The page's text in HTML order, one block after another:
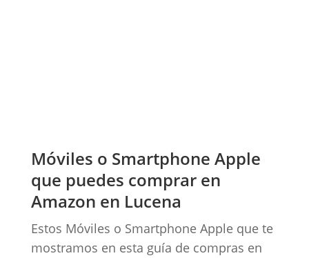
Móviles o Smartphone Apple
que puedes comprar en
Amazon en Lucena
Estos Móviles o Smartphone Apple que te
mostramos en esta guía de compras en